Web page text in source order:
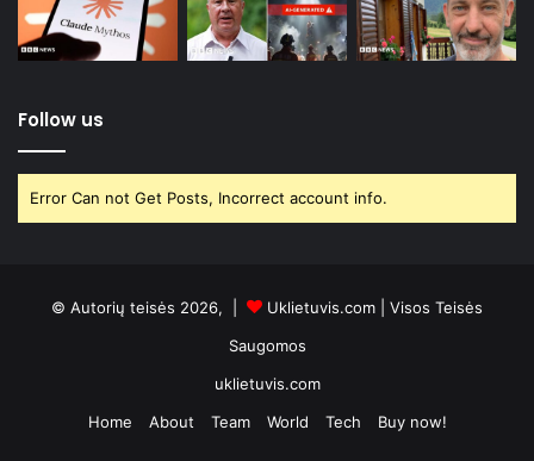
Follow us
Error Can not Get Posts, Incorrect account info.
© Autorių teisės 2026, | Uklietuvis.com | Visos Teisės
Saugomos
uklietuvis.com
Home
About Team World Tech Buy now!